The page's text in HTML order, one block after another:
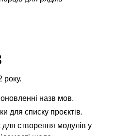
року.
назв мов.
для списку проєктів.
створення модулів у